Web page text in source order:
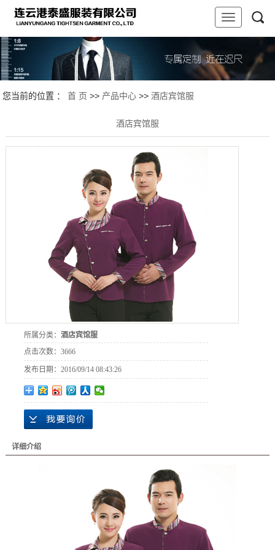
您当前的位置 ：首 页 >> 产品中心 >>酒店宾馆服
酒店宾馆服
所属分类：酒店宾馆服
点击次数：3666
发布日期：2016/09/14 08:43:26
详细介绍